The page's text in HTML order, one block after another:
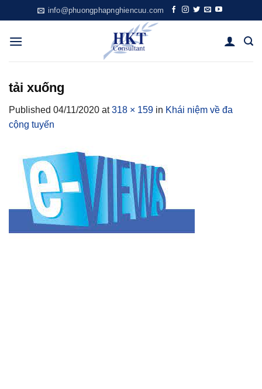
to
content
info@phuongphapnghiencuu.com
tải xuống
Published 04/11/2020 at318 × 159 in Khái niệm về đa
cộng tuyến